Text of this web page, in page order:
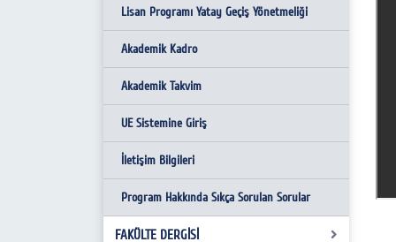
Lisan Programı Yatay Geçiş Yönetmeliği
Akademik Kadro
Akademik Takvim
UE Sistemine Giriş
İletişim Bilgileri
Program Hakkında Sıkça Sorulan Sorular
FAKÜLTE DERGİSİ